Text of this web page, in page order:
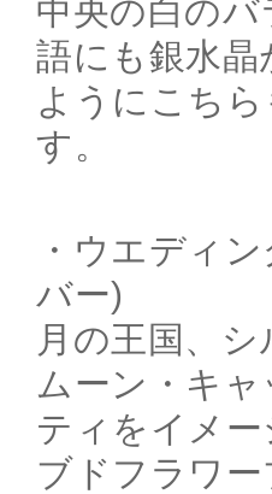
中央の白の
語にも銀水
ようにこち
す。
・ウエディ
バー)
月の王国、
ムーン・キ
ティをイメ
ブドフラワー